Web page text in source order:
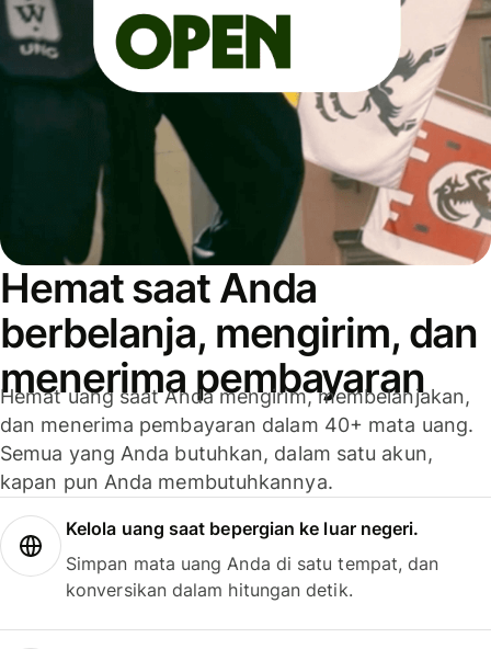
Hemat saat Anda
berbelanja, mengirim, dan
menerima pembayaran
Hemat uang saat Anda mengirim, membelanjakan,
dan menerima pembayaran dalam 40+ mata uang.
Semua yang Anda butuhkan, dalam satu akun,
kapan pun Anda membutuhkannya.
Kelola uang saat bepergian ke luar negeri.
Simpan mata uang Anda di satu tempat, dan
konversikan dalam hitungan detik.